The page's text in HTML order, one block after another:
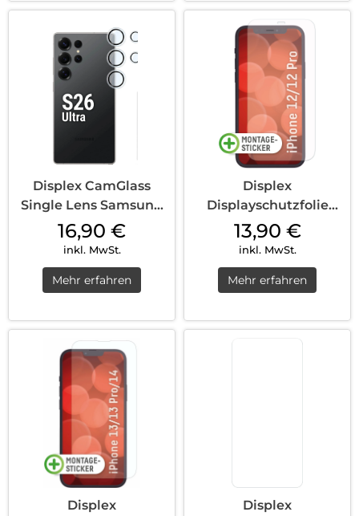
Displex CamGlass
Single Lens Samsung
Galaxy S26 Ul...
16,90 €
inkl. MwSt.
Mehr erfahren
Displex
Displayschutzfolie
(9H) iPhone 12/12 Pro
T...
13,90 €
inkl. MwSt.
Mehr erfahren
Displex
Displex